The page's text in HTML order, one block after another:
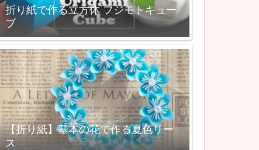
折り紙で作る立方体 フジモトキュー
ブ
【折り紙】基本の花で作る夏色リー
ス